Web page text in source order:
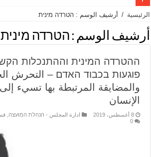
الرئيسية / أرشيف الوسم : הטרדה מינית
أرشيف الوسم : הטרדה מינית
ההטרדה המינית וההתנכלות
פוגעות בכבוד האדם – التحرش
والمضايقة المرتبطة بها تسيء
الإنسان
8 أغسطس، 2019 ادارة المجلس - הנהלת המועצה ,
0